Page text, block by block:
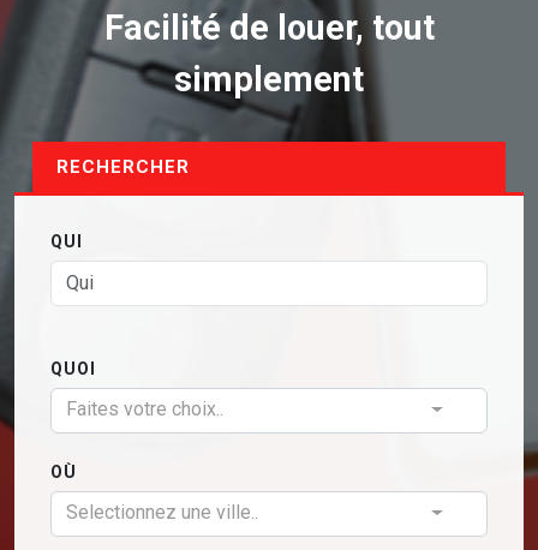
Facilité de louer, tout
simplement
RECHERCHER
QUI
QUOI
Faites votre choix..
OÙ
Selectionnez une ville..